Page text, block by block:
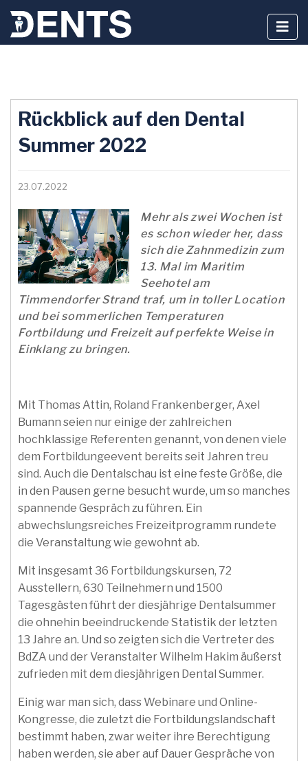
springen
Rückblick auf den Dental
Summer 2022
23.07.2022
Mehr als zwei Wochen ist
es schon wieder her, dass
sich die Zahnmedizin zum
13. Mal im Maritim
Seehotel am
Timmendorfer Strand traf, um in toller Location
und bei sommerlichen Temperaturen
Fortbildung und Freizeit auf perfekte Weise in
Einklang zu bringen.
Mit Thomas Attin, Roland Frankenberger, Axel
Bumann seien nur einige der zahlreichen
hochklassige Referenten genannt, von denen viele
dem Fortbildungeevent bereits seit Jahren treu
sind. Auch die Dentalschau ist eine feste Größe, die
in den Pausen gerne besucht wurde, um so manches
spannende Gespräch zu führen. Ein
abwechslungsreiches Freizeitprogramm rundete
die Veranstaltung wie gewohnt ab.
Mit insgesamt 36 Fortbildungskursen, 72
Ausstellern, 630 Teilnehmern und 1500
Tagesgästen führt der diesjährige Dentalsummer
die ohnehin beeindruckende Statistik der letzten
13 Jahre an. Und so zeigten sich die Vertreter des
BdZA und der Veranstalter Wilhelm Hakim äußerst
zufrieden mit dem diesjährigen Dental Summer.
Einig war man sich, dass Webinare und Online-
Kongresse, die zuletzt die Fortbildungslandschaft
bestimmt haben, zwar weiter ihre Berechtigung
haben werden, sie aber auf Dauer Gespräche von